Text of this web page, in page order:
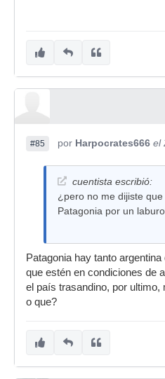
#85 por Harpocrates666 el
cuentista escribió:
¿pero no me dijiste
Patagonia por un
Patagonia hay tanto
que estén en condiciones de
el país trasandino, por
o que?